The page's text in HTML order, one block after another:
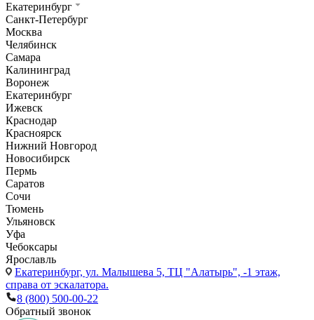
Екатеринбург
Санкт-Петербург
Москва
Челябинск
Самара
Калининград
Воронеж
Екатеринбург
Ижевск
Краснодар
Красноярск
Нижний Новгород
Новосибирск
Пермь
Саратов
Сочи
Тюмень
Ульяновск
Уфа
Чебоксары
Ярославль
Екатеринбург, ул. Малышева 5, ТЦ "Алатырь", -1 этаж,
справа от эскалатора.
8 (800) 500-00-22
Обратный звонок